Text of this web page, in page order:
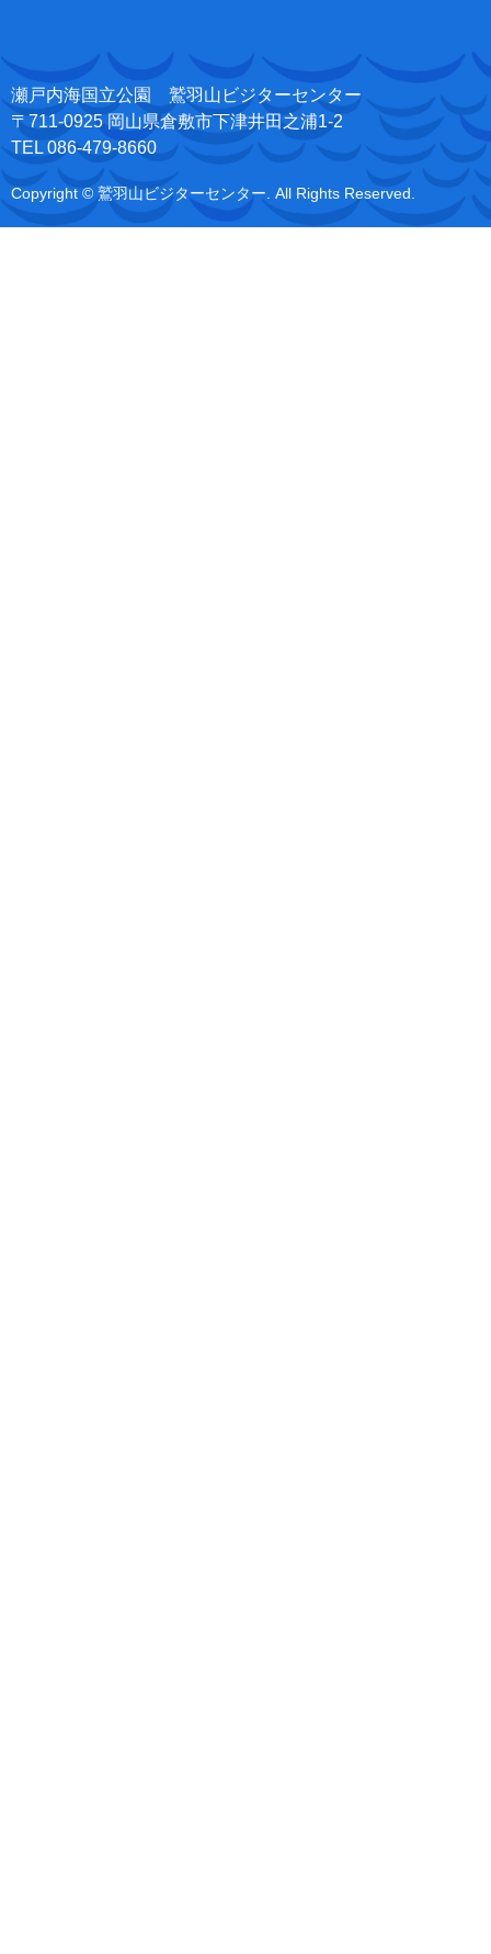
瀬戸内海国立公園 鷲羽山ビジターセンター
〒711-0925 岡山県倉敷市下津井田之浦1-2
TEL 086-479-8660
Copyright © 鷲羽山ビジターセンター. All Rights Reserved.